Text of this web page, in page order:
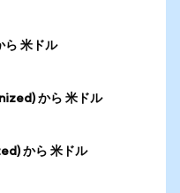
米ドル
から 米ドル
から 米ドル